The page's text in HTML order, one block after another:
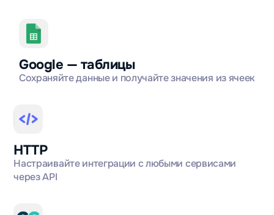
Google — таблицы
Сохраняйте данные и получайте значения из ячеек
HTTP
Настраивайте интеграции с любыми сервисами
через API